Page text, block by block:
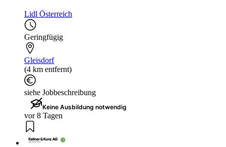
Lidl Österreich
Geringfügig
Gleisdorf
(4 km entfernt)
siehe Jobbeschreibung
Keine Ausbildung notwendig
vor 8 Tagen